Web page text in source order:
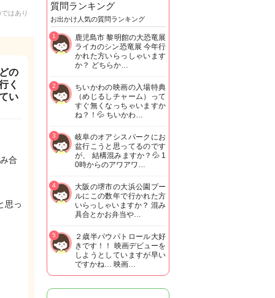
はあり
の
く
い
合
思っ
質問ランキング
お出かけ人気の質問ランキング
鹿児島市 黎明館の大恐竜展
ライカのシン恐竜展 今年行
かれた方いらっしゃいます
か？ どちらか…
1
ちいかわの映画の入場特典
（めじるしチャーム）って
すぐ無くなっちゃいますか
ね？！💦 ちいかわ…
2
岐阜のオアシスパークにお
盆行こうと思ってるのです
が、 結構混みますか？💦 1
0時からのアワアワ…
3
大阪の堺市の大浜公園プー
ルにこの数年で行かれた方
いらっしゃいますか？ 混み
具合とかお弁当や…
4
２歳半パウパトロール大好
きです！！ 映画デビューを
しようとしていますが早い
ですかね… 映画…
5